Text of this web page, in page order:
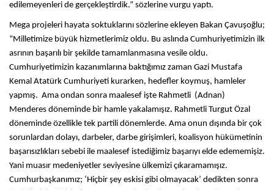
edilemeyenleri de gerçekleştirdik.” sözlerine vurgu yaptı.
Mega projeleri hayata soktuklarını sözlerine ekleyen Bakan Çavuşoğlu;
“Milletimize büyük hizmetlerimiz oldu. Bu aslında Cumhuriyetimizin ilk
asrının başarılı bir şekilde tamamlanmasına vesile oldu.
Cumhuriyetimizin kazanımlarına baktığımız zaman Gazi Mustafa
Kemal Atatürk Cumhuriyeti kurarken, hedefler koymuş, hamleler
yapmış. Ama ondan sonra maalesef işte Rahmetli (Adnan)
Menderes döneminde bir hamle yakalamışız. Rahmetli Turgut Özal
döneminde özellikle tek partili dönemlerde. Ama onun dışında bir çok
sorunlardan dolayı, darbeler, darbe girişimleri, koalisyon hükümetinin
başarısızlıkları sebebi ile maalesef istediğimiz başarıyı elde edememişiz.
Yani muasır medeniyetler seviyesine ülkemizi çıkaramamışız.
Cumhurbaşkanımız; ‘Hiçbir şey eskisi gibi olmayacak’ dedikten sonra